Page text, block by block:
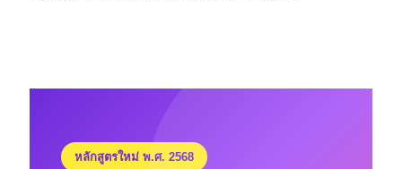
หลักสูตรใหม่ พ.ศ. 2568